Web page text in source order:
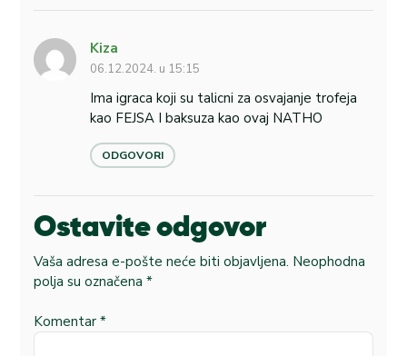
Kiza
06.12.2024. u 15:15
Ima igraca koji su talicni za osvajanje trofeja
kao FEJSA I baksuza kao ovaj NATHO
ODGOVORI
Ostavite odgovor
Vaša adresa e-pošte neće biti objavljena. Neophodna
polja su označena *
Komentar *